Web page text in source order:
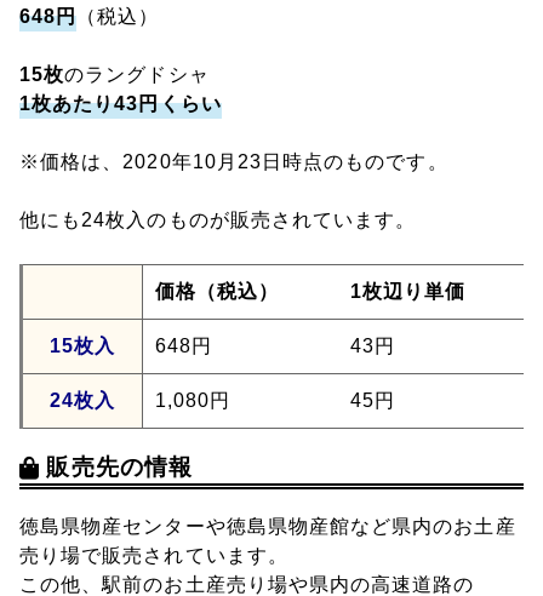
648円 （税込）
15枚のラングドシャ
1枚あたり43円くらい
※価格は、2020年10月23日時点のものです。
他にも24枚入のものが販売されています。
価格（税込） 1枚辺り単価
15枚入 648円 43円
24枚入 1,080円 45円
販売先の情報
徳島県物産センターや徳島県物産館など県内のお土産
売り場で販売されています。
この他、駅前のお土産売り場や県内の高速道路の